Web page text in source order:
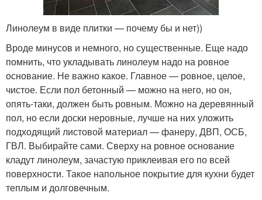
Линолеум в виде плитки — почему бы и нет))
Вроде минусов и немного, но существенные. Еще надо
помнить, что укладывать линолеум надо на ровное
основание. Не важно какое. Главное — ровное, целое,
чистое. Если пол бетонный — можно на него, но он,
опять-таки, должен быть ровным. Можно на деревянный
пол, но если доски неровные, лучше на них уложить
подходящий листовой материал — фанеру, ДВП, ОСБ,
ГВЛ. Выбирайте сами. Сверху на ровное основание
кладут линолеум, зачастую приклеивая его по всей
поверхности. Такое напольное покрытие для кухни будет
теплым и долговечным.